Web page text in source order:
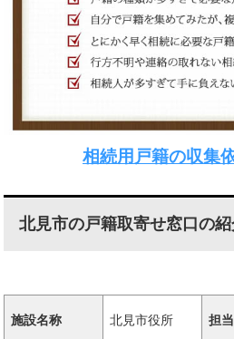
相続用戸籍の収集
北見市の戸籍取寄せ窓口の
施設名称 北見市役所 担